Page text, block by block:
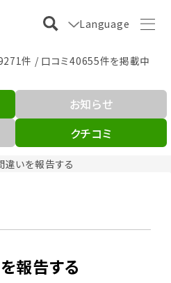
Language
件 / 口コミ40655件を掲載中
違いを報告する
お知らせ
クチコミ
報告する